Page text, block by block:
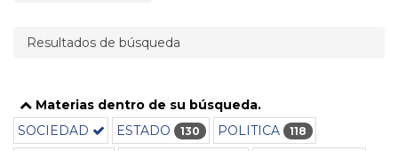
Resultados de búsqueda
Materias dentro de su búsqueda.
SOCIEDAD
ESTADO 130 POLITICA 118